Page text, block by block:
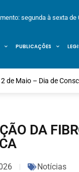
segunda à sexta de
PUBLICAÇÕES
de Maio – Dia de
DA
Notícias